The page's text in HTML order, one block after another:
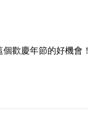
歡慶年節的好機會！